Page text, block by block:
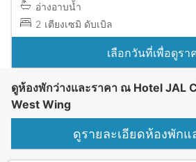
อ่างอาบน้ำ
2 เตียงเซมิ ดับเบิล
เลือกวันที่เพื่อดูรา
ดูห้องพักว่างและราคา ณ Hotel JAL
West Wing
ดูรายละเอียดห้องพักแ